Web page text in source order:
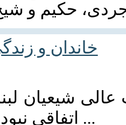
خاندان و
شیعیان
اتفاقی نبود بلکه معلول عوامل ...